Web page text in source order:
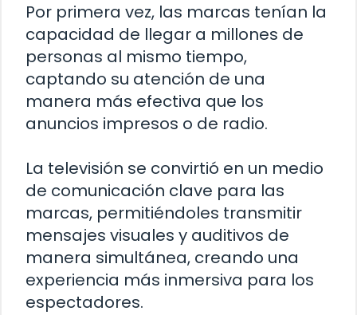
Por primera vez, las marcas tenían la
capacidad de llegar a millones de
personas al mismo tiempo,
captando su atención de una
manera más efectiva que los
anuncios impresos o de radio.
La televisión se convirtió en un medio
de comunicación clave para las
marcas, permitiéndoles transmitir
mensajes visuales y auditivos de
manera simultánea, creando una
experiencia más inmersiva para los
espectadores.